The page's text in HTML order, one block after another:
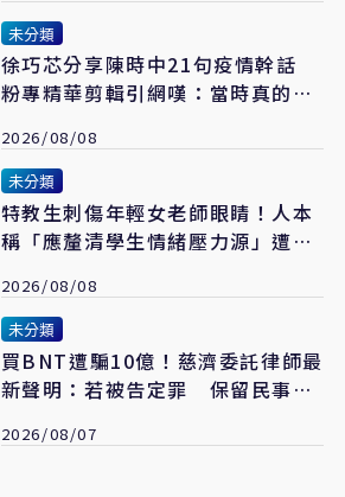
未分類
​徐巧芯分享陳時中21句疫情幹話
粉專精華剪輯引網嘆：當時真的是
2026/08/08
未分類
特教生刺傷年輕女老師眼睛！人本
稱「應釐清學生情緒壓力源」遭網
2026/08/08
未分類
買BNT遭騙10億！慈濟委託律師最
新聲明：若被告定罪 保留民事請
2026/08/07